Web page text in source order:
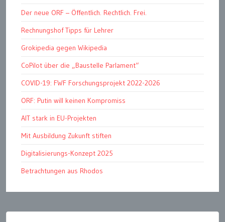
Der neue ORF – Öffentlich. Rechtlich. Frei.
Rechnungshof Tipps für Lehrer
Grokipedia gegen Wikipedia
CoPilot über die „Baustelle Parlament“
COVID-19: FWF Forschungsprojekt 2022-2026
ORF: Putin will keinen Kompromiss
AIT stark in EU-Projekten
Mit Ausbildung Zukunft stiften
Digitalisierungs-Konzept 2025
Betrachtungen aus Rhodos
der